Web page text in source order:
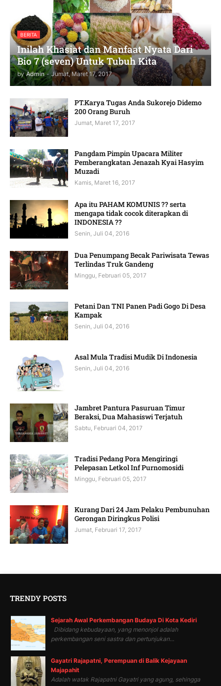
BERITA
Inilah Khasiat dan Manfaat Nyata Dari
Bio 7 (seven) Untuk Tubuh Kita
by Admin - Jumat, Maret 17, 2017
PT.Karya Tugas Anda Sukorejo Didemo
200 Orang Buruh
Jumat, Maret 17, 2017
Pangdam Pimpin Upacara Militer
Pemberangkatan Jenazah Kyai Hasyim
Muzadi
Kamis, Maret 16, 2017
Apa itu PAHAM KOMUNIS ?? serta
mengapa tidak cocok diterapkan di
INDONESIA ??
Senin, Juli 04, 2016
Dua Penumpang Becak Pariwisata Tewas
Terlindas Truk Gandeng
Minggu, Februari 05, 2017
Petani Dan TNI Panen Padi Gogo Di Desa
Kampak
Senin, Juli 04, 2016
Asal Mula Tradisi Mudik Di Indonesia
Senin, Juli 04, 2016
Jambret Pantura Pasuruan Timur
Beraksi, Dua Mahasiswi Terjatuh
Sabtu, Februari 04, 2017
Tradisi Pedang Pora Mengiringi
Pelepasan Letkol Inf Purnomosidi
Minggu, Februari 05, 2017
Kurang Dari 24 Jam Pelaku Pembunuhan
Gerongan Diringkus Polisi
Jumat, Februari 17, 2017
TRENDY POSTS
Sejarah Awal Perkembangan Budaya Di Kota Kediri
Dibidang kebudayaan, yang menonjol adalah
perkembangan seni sastra dan pertunjukan...
Gayatri Rajapatni, Perempuan di Balik Kejayaan
Majapahit
Adalah watak Rajapatni Gayatri yang agung, sehingga